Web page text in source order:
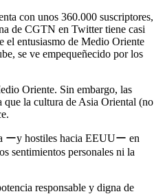
con unos 360.000 suscriptores,
de CGTN en Twitter tiene casi
el entusiasmo de Medio Oriente
se ve empequeñecido por los
Oriente. Sin embargo, las
que la cultura de Asia Oriental (no
ーy hostiles hacia EEUUー en
sentimientos personales ni la
responsable y digna de